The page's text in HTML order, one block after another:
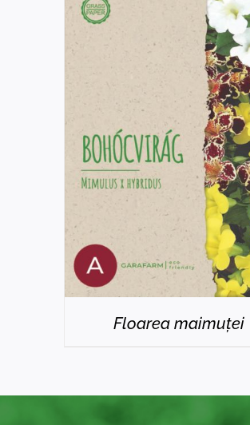
DETAILS
Floarea maimuței